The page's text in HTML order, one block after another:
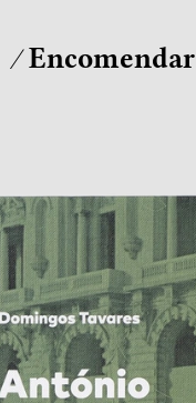
Encomendar